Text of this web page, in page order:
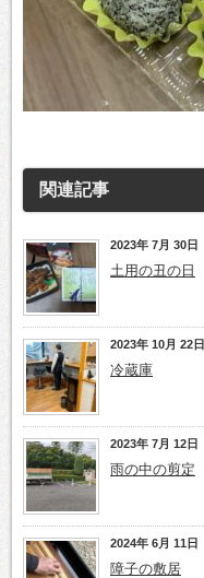
関連記事
2023年 7月 30日
土用の丑の日
2023年 10月 22日
冷蔵庫
2023年 7月 12日
雨の中の剪定
2024年 6月 11日
障子の敷居